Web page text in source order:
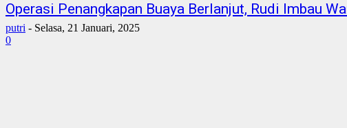
Operasi Penangkapan Buaya Berlanjut, Rudi Imbau
putri - Selasa, 21 Januari, 2025
0